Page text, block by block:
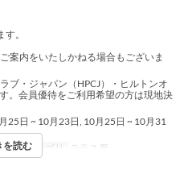
。
案内をいたしかねる場合もございま
ブ・ジャパン（HPCJ）・ヒルトンオ
。会員優待をご利用希望の方は現地決
25日 ~ 10月23日, 10月25日 ~ 10月31
席のカテゴリ テラス席
を読む